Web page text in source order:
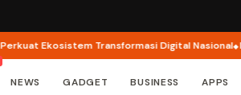
Transformasi Digital Nasional Peneliti
NEWS GADGET BUSINESS APPS